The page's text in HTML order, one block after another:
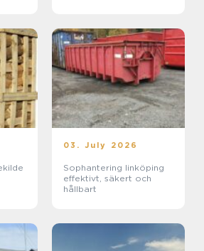
03. July 2026
Sophantering linköping
effektivt, säkert och
hållbart